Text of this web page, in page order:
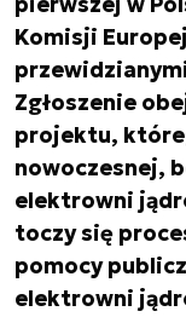
Komisji
Zgłoszenie
projektu,
nowoczesnej,
elektrowni
toczy się
pomocy
elektrowni